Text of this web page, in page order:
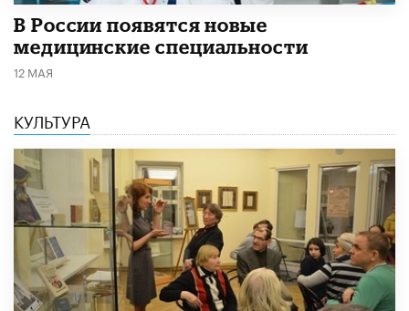
В России появятся новые
медицинские специальности
12 МАЯ
КУЛЬТУРА